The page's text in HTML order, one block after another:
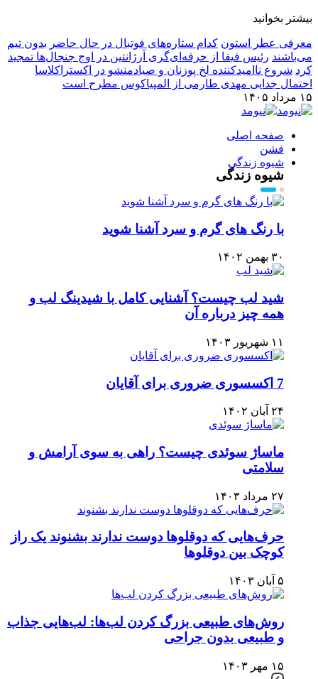
بیشتر بخوانید
معرفی عطر استون کدام ستاره‌های فوتبال در حال حاضر بدون تیم
می‌باشند رئیس فیفا از حرفه‌ای‌گری آرژانتین در اوج جنجال‌ها تمجید
کرد شروع ناامیدکننده لخ پوزنان و صیادمنشو در اکستراکلاسا
احتمال جدایی مهدی طارمی از المپیاکوس مطرح است
۱۵ مرداد ۱۴۰۵
صفحه اصلی
فشن
شیوه زندگی
شیوه زندگی
با رنگ های گرم و سرد آشنا شوید
۳۰ بهمن ۱۴۰۲
شید لب چیست؟ آشنایی کامل با شیدینگ لب و
همه چیز درباره آن
۱۱ شهریور ۱۴۰۳
7 اکسسوری ضروری برای آقایان
۲۴ آبان ۱۴۰۲
ماساژ سوئدی چیست؟ راهی به سوی آرامش و
سلامتی
۲۷ مرداد ۱۴۰۳
حرف‌هایی که دوقلوها دوست ندارند بشنوند یک راز
کوچک بین دوقلوها
۵ آبان ۱۴۰۳
روش‌های طبیعی بزرگ کردن لب‌ها: لب‌هایی جذاب
و طبیعی بدون جراحی
۱۵ مهر ۱۴۰۳